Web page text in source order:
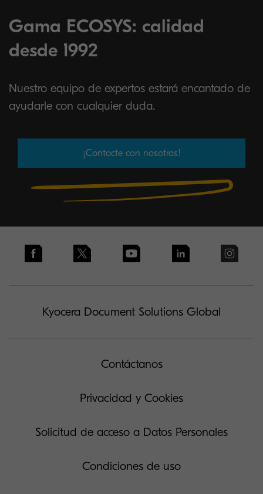
Gama ECOSYS: calidad
desde 1992
Nuestro equipo de expertos estará encantado de
ayudarle con cualquier duda.
¡Contacte con nosotros!
Kyocera Document Solutions Global
Contáctanos
Privacidad y Cookies
Solicitud de acceso a Datos Personales
Condiciones de uso